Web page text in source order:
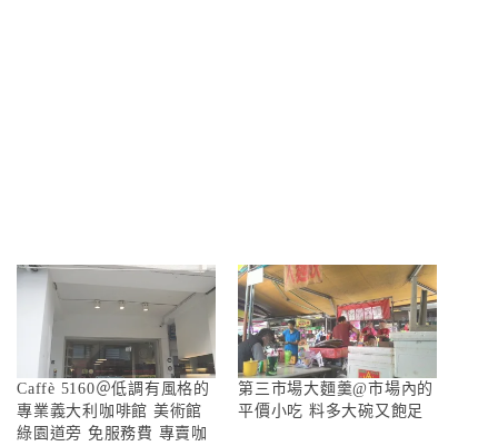
Caffè 5160＠低調有風格的
專業義大利咖啡館 美術館
綠園道旁 免服務費 專賣咖
第三市場大麵羹@市場內的
平價小吃 料多大碗又飽足